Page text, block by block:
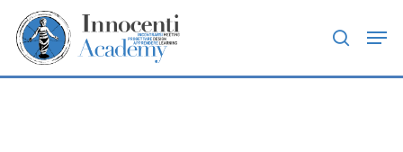
Skip
main
search